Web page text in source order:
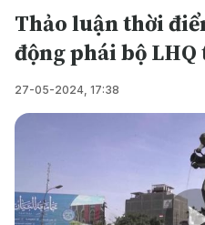
Thảo luận thời
động phái bộ
27-05-2024, 17:38